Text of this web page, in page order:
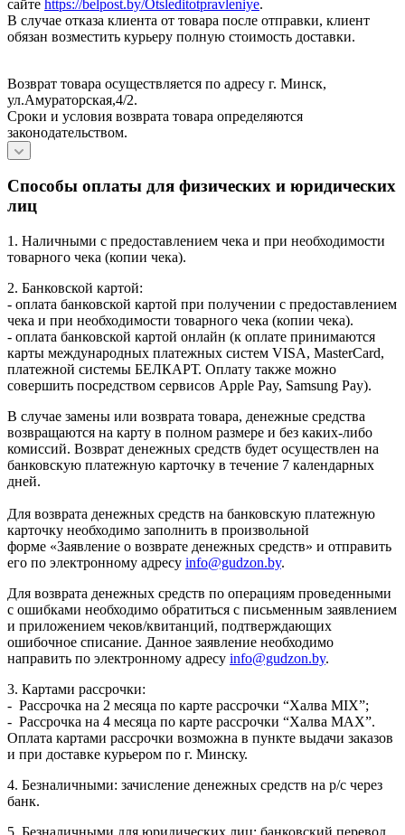
сайте https://belpost.by/Otsleditotpravleniye.
В случае отказа клиента от товара после отправки, клиент
обязан возместить курьеру полную стоимость доставки.
Возврат товара осуществляется по адресу г. Минск,
ул.Амураторская,4/2.
Сроки и условия возврата товара определяются
законодательством.
Способы оплаты для физических и юридических
лиц
1. Наличными с предоставлением чека и при необходимости
товарного чека (копии чека).
2. Банковской картой:
- оплата банковской картой при получении с предоставлением
чека и при необходимости товарного чека (копии чека).
- оплата банковской картой онлайн (к оплате принимаются
карты международных платежных систем VISA, MasterCard,
платежной системы БЕЛКАРТ. Оплату также можно
совершить посредством сервисов Apple Pay, Samsung Pay).
В случае замены или возврата товара, денежные средства
возвращаются на карту в полном размере и без каких-либо
комиссий. Возврат денежных средств будет осуществлен на
банковскую платежную карточку в течение 7 календарных
дней.
Для возврата денежных средств на банковскую платежную
карточку необходимо заполнить в произвольной
форме «Заявление о возврате денежных средств» и отправить
его по электронному адресу info@gudzon.by.
Для возврата денежных средств по операциям проведенными
с ошибками необходимо обратиться с письменным заявлением
и приложением чеков/квитанций, подтверждающих
ошибочное списание. Данное заявление необходимо
направить по электронному адресу info@gudzon.by.
3. Картами рассрочки:
- Рассрочка на 2 месяца по карте рассрочки “Халва MIX”;
- Рассрочка на 4 месяца по карте рассрочки “Халва MAX”.
Оплата картами рассрочки возможна в пункте выдачи заказов
и при доставке курьером по г. Минску.
4. Безналичными: зачисление денежных средств на р/с через
банк.
5. Безналичными для юридических лиц: банковский перевод